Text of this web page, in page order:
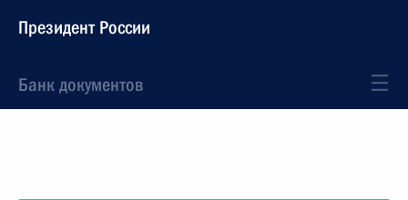
Президент России
Банк документов